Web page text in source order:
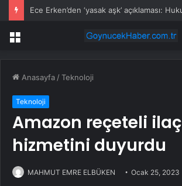
Menü
Anasayfa /Teknoloji
Teknoloji
Amazon reçeteli ilaç
hizmetini duyurdu
MAHMUT EMRE ELBÜKEN Ocak 25, 2023